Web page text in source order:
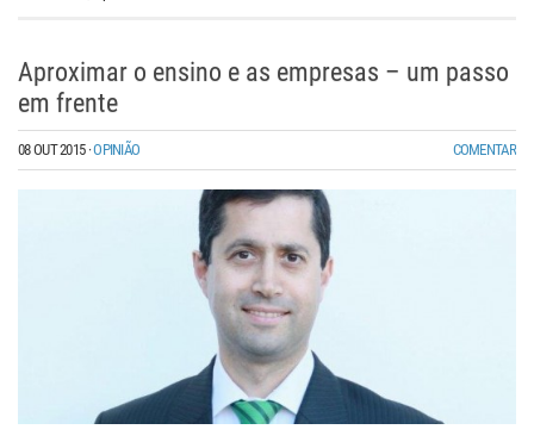
Aproximar o ensino e as empresas – um passo
em frente
08 OUT 2015·OPINIÃO COMENTAR